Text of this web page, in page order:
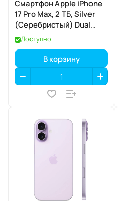
Смартфон Apple iPhone
17 Pro Max, 2 ТБ, Silver
(Серебристый) Dual
eSIM
Доступно
В корзину